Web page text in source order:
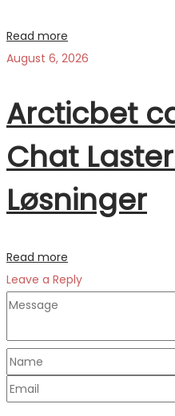
Read more
August 6, 2026
Arcticbet
Chat
Løsninger
Read more
Leave a Reply